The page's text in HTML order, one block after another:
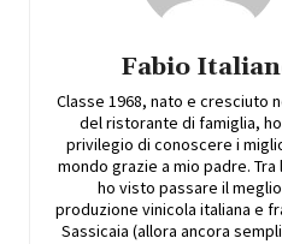
Fabio
Classe 1968, nato e cresciuto
del ristorante di famiglia,
privilegio di conoscere i
mondo grazie a mio padre. Tra
ho visto passare il
produzione vinicola italiana e
Sassicaia (allora ancora